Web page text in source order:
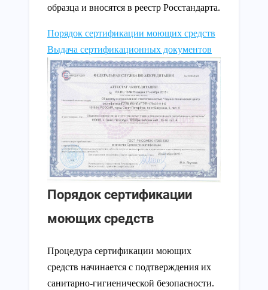
образца и вносятся в реестр Росстандарта.
Порядок сертификации моющих средств
Выдача сертификационных документов
Порядок сертификации
моющих средств
Процедура сертификации моющих
средств начинается с подтверждения их
санитарно-гигиенической безопасности.